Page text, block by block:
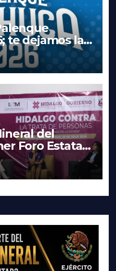
te dejamos la
las fechas
del
Foro Estatal
de Personas